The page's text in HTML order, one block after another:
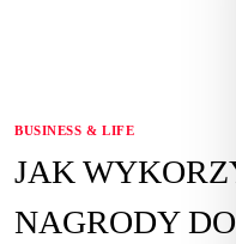
BUSINESS & LIFE
JAK
NAGRODY